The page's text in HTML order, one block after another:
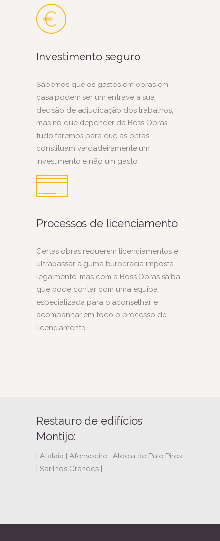
Investimento seguro
Sabemos que os gastos em obras em
casa podem ser um entrave à sua
decisão de adjudicação dos trabalhos,
mas no que depender da Boss Obras,
tudo faremos para que as obras
constituam verdadeiramente um
investimento e não um gasto.
Processos de licenciamento
Certas obras requerem licenciamentos e
ultrapassar alguma burocracia imposta
legalmente, mas com a Boss Obras saiba
que pode contar com uma equipa
especializada para o aconselhar e
acompanhar em todo o processo de
licenciamento.
Restauro de edifícios
Montijo:
| Atalaia | Afonsoeiro | Aldeia de Paio Pires
| Sarilhos Grandes |